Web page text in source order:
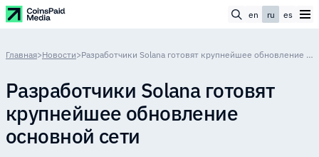
en ru es
Главная>Новости> Разработчики Solana готовят крупнейшее обновление основной сети
Разработчики Solana готовят
крупнейшее обновление
основной сети